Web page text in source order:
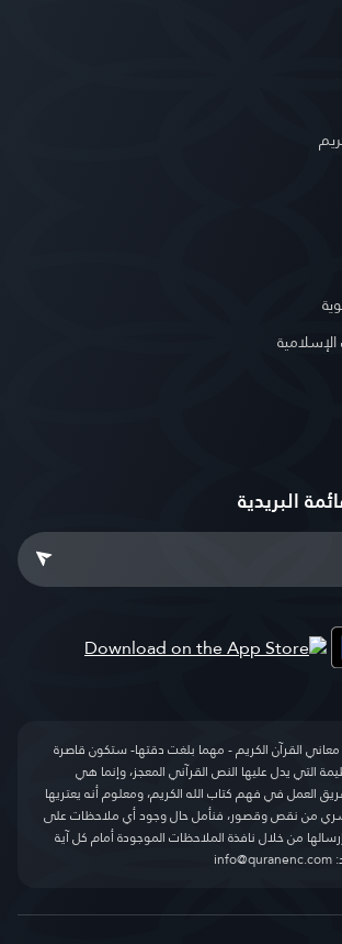
البريدية
القرآن الكريم - مهما بلغت دقتها- ستكون قاصرة
التي يدل عليها النص القرآني المعجز، وإنما هي
العمل في فهم كتاب الله الكريم، ومعلوم أنه يعتريها
من نقص وقصور، فنأمل حال وجود أي ملاحظات على
من خلال نافذة الملاحظات الموجودة أمام كل آية
info@quranenc.com